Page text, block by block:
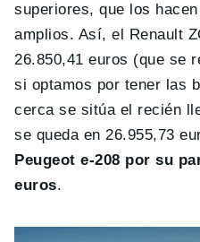
superiores, que los
amplios. Así, el Renault
26.850,41 euros (que se
si optamos por tener las
cerca se sitúa el recién
se queda en 26.955,73
Peugeot e-208 por su
euros.